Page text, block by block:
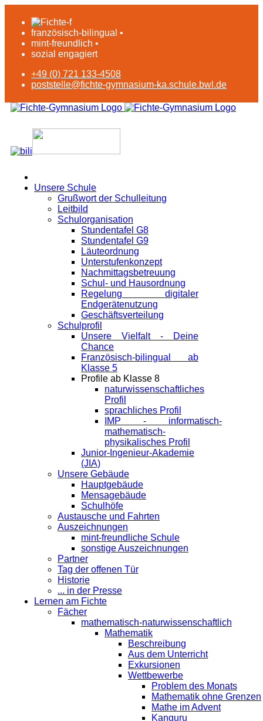
französisch-bilingual •
mint-freundlich •
sozial engagiert
+49 (0) 721 133-4508
poststelle@fichte-gymnasium-ka.schule.bwl.de
Unsere Schule
Grußwort der Schulleitung
Leitbild
Schulorganisation
Stundentafel G8
Stundentafel G9
Läuteordnung
Unterstufenkonzept
Nachmittagsbetreuung
Schul- und Hausordnung
Regelung digitaler
Endgeräte­nutzung
Geschäftsverteilung
Schulprofil
Unsere Vielfalt - Deine
Chance
Französisch-bilingual ab
Klasse 5
Profile ab Klasse 8
naturwissenschaftliches
Profil
sprachliches Profil
IMP - informatisch-
mathematisch-
physikalisches Profil
Junior-Ingenieur-Akademie
(JIA)
Unsere Gebäude
Hauptgebäude
Mensagebäude
Schulhöfe
Austausche und Fahrten
Auszeichnungen
mint-freundliche Schule
sonstige Auszeichnungen
Partner
Tag der offenen Tür
Historie
... in der Presse
Lernen am Fichte
Fächer
mathematisch-naturwissenschaftlich
Mathematik
Beschreibung
Aus dem Unterricht
Exkursionen
Wettbewerbe
Problem des Monats
Mathematik ohne Grenzen
Mathe im Advent
Kanguru